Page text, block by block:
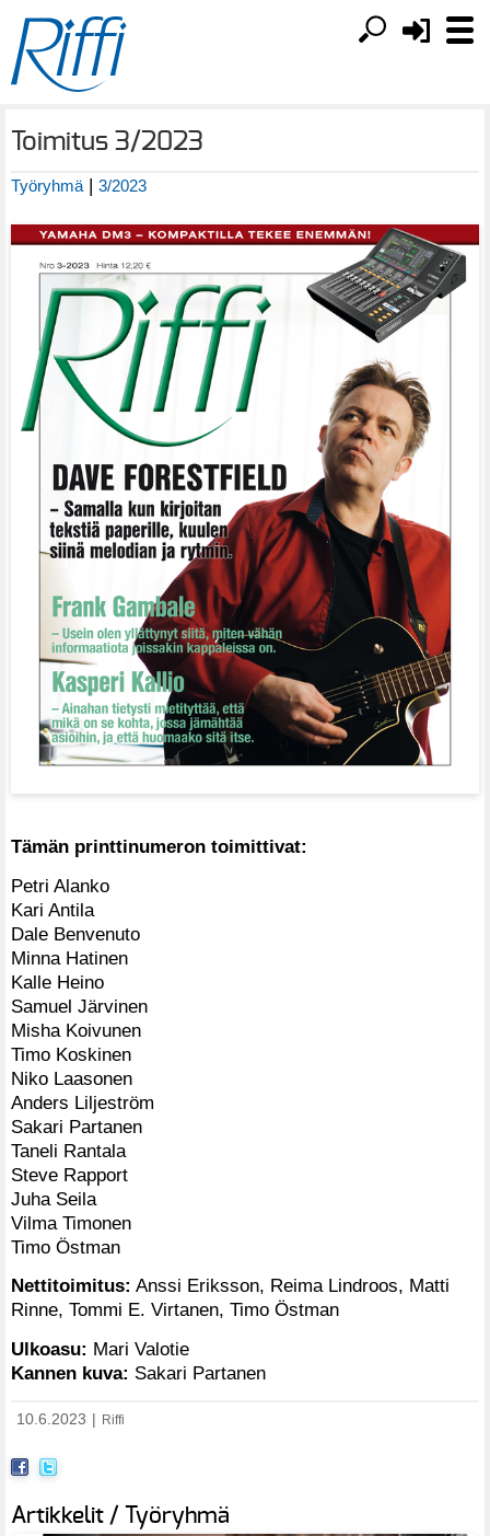
Toimitus 3/2023
Työryhmä| 3/2023
Tämän printtinumeron toimittivat:
Petri Alanko
Kari Antila
Dale Benvenuto
Minna Hatinen
Kalle Heino
Samuel Järvinen
Misha Koivunen
Timo Koskinen
Niko Laasonen
Anders Liljeström
Sakari Partanen
Taneli Rantala
Steve Rapport
Juha Seila
Vilma Timonen
Timo Östman
Nettitoimitus: Anssi Eriksson, Reima Lindroos, Matti
Rinne, Tommi E. Virtanen, Timo Östman
Ulkoasu: Mari Valotie
Kannen kuva: Sakari Partanen
10.6.2023 | Riffi
Artikkelit / Työryhmä